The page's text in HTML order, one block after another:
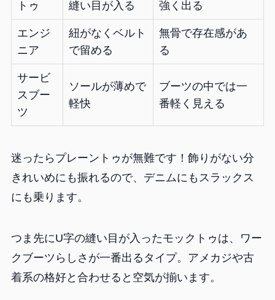
トゥ 縫い目が入る 強く出る
エンジ
ニア
紐がなくベルト
で留める
無骨で存在感があ
る
サービ
スブー
ツ
ソールが薄めで
軽快
ブーツの中では一
番軽く見える
迷ったらプレーントゥが無難です！飾りがない分
きれいめにも振れるので、デニムにもスラックス
にも乗ります。
つま先にU字の縫い目が入ったモックトゥは、ワー
クブーツらしさが一番出るタイプ。アメカジや古
着系の格好と合わせると空気が揃います。